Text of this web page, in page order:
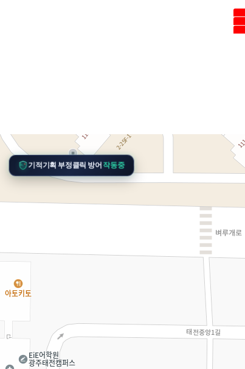
기적기획 부정클릭 방어 작동중